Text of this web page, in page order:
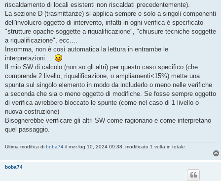
riscaldamento di locali esistenti non riscaldati precedentemente).
La sezione D (trasmittanze) si applica sempre e solo a singoli componenti
dell'involucro oggetto di intervento, infatti in ogni verifica è specificato
"strutture opache soggette a riqualificazione", "chiusure tecniche soggette
a riqualificazione", ecc....
Insomma, non è così automatica la lettura in entrambe le
interpretazioni....
Il mio SW di calcolo (non so gli altri) per questo caso specifico (che
comprende 2 livello, riqualificazione, o ampliamenti<15%) mette una
spunta sul singolo elemento in modo da includerlo o meno nelle verifiche
a seconda che sia o meno oggetto di modifiche. Se fosse sempre oggetto
di verifica avrebbero bloccato le spunte (come nel caso di 1 livello o
nuova costruzione)
Bisognerebbe verificare gli altri SW come ragionano e come interpretano
quel passaggio.
Ultima modifica di boba74 il mer lug 10, 2024 09:38, modificato 1 volta in totale.
boba74